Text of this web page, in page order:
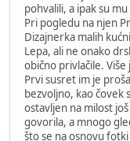
pohvalili, a ipak su
Pri pogledu na njen
Dizajnerka malih
Lepa, ali ne onako
obično privlačile.
Prvi susret im je
bezvoljno, kao čovek
ostavljen na milost
govorila, a mnogo
što se na osnovu